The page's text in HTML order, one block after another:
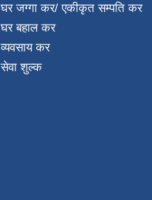
घर जग्गा कर/ एकीकृत सम्पति कर
घर बहाल कर
व्यवसाय कर
सेवा शुल्क